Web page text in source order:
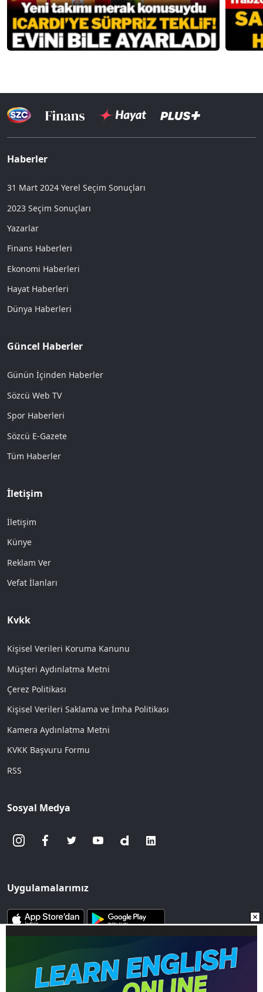
Haberler
31 Mart 2024 Yerel Seçim Sonuçları
2023 Seçim Sonuçları
Yazarlar
Finans Haberleri
Ekonomi Haberleri
Hayat Haberleri
Dünya Haberleri
Güncel Haberler
Günün İçinden Haberler
Sözcü Web TV
Spor Haberleri
Sözcü E-Gazete
Tüm Haberler
İletişim
İletişim
Künye
Reklam Ver
Vefat İlanları
Kvkk
Kişisel Verileri Koruma Kanunu
Müşteri Aydınlatma Metni
Çerez Politikası
Kişisel Verileri Saklama ve İmha Politikası
Kamera Aydınlatma Metni
KVKK Başvuru Formu
RSS
Sosyal Medya
Uygulamalarımız
www.sozcu.com.tr internet sitesinde yayınlanan yazı, haber ve
fotoğrafların her türlü telif hakkı Mega Ajans ve Rek. Tic. A.Ş'ye
aittir. İzin alınmadan, kaynak gösterilerek dahi